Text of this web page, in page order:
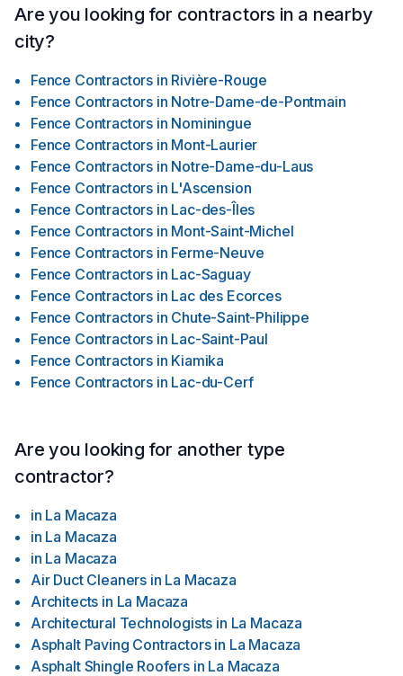
Are you looking for contractors in a nearby
city?
Fence Contractors in Rivière-Rouge
Fence Contractors in Notre-Dame-de-Pontmain
Fence Contractors in Nominingue
Fence Contractors in Mont-Laurier
Fence Contractors in Notre-Dame-du-Laus
Fence Contractors in L'Ascension
Fence Contractors in Lac-des-Îles
Fence Contractors in Mont-Saint-Michel
Fence Contractors in Ferme-Neuve
Fence Contractors in Lac-Saguay
Fence Contractors in Lac des Ecorces
Fence Contractors in Chute-Saint-Philippe
Fence Contractors in Lac-Saint-Paul
Fence Contractors in Kiamika
Fence Contractors in Lac-du-Cerf
Are you looking for another type
contractor?
in La Macaza
in La Macaza
in La Macaza
Air Duct Cleaners in La Macaza
Architects in La Macaza
Architectural Technologists in La Macaza
Asphalt Paving Contractors in La Macaza
Asphalt Shingle Roofers in La Macaza